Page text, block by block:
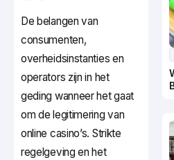
De belangen van
consumenten,
overheidsinstanties en
operators zijn in het
geding wanneer het gaat
om de legitimering van
online casino’s. Strikte
regelgeving en het